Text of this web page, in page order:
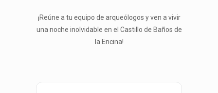
¡Reúne a tu equipo de arqueólogos y ven a vivir
una noche inolvidable en el Castillo de Baños de
la Encina!